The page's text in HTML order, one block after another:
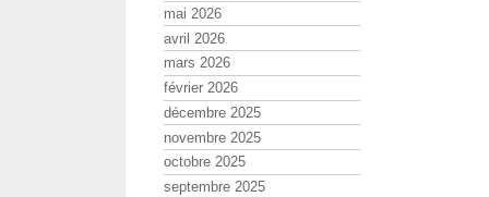
mai 2026
avril 2026
mars 2026
février 2026
décembre 2025
novembre 2025
octobre 2025
septembre 2025